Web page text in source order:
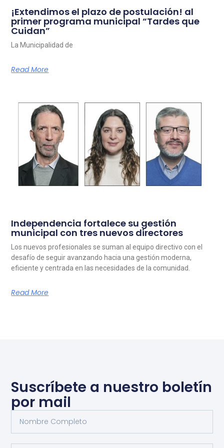
¡Extendimos el plazo de postulación! al
primer programa municipal “Tardes que
Cuidan”
La Municipalidad de
Read More
Independencia fortalece su gestión
municipal con tres nuevos directores
Los nuevos profesionales se suman al equipo directivo con el
desafío de seguir avanzando hacia una gestión moderna,
eficiente y centrada en las necesidades de la comunidad.
Read More
Suscríbete a nuestro boletín
por mail